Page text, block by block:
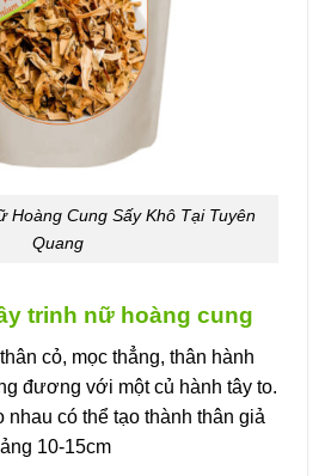
Hoàng Cung Sấy Khô Tại Tuyên
Quang
trinh nữ hoàng cung
cỏ, mọc thẳng, thân hành
đương với một củ hành tây to.
nhau có thể tạo thành thân giả
10-15cm